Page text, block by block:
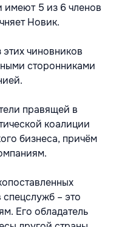
имеют 5 из 6 членов
Новик.
чиновников
сторонниками
правящей в
коалиции
бизнеса, причём
– это
Его обладатель